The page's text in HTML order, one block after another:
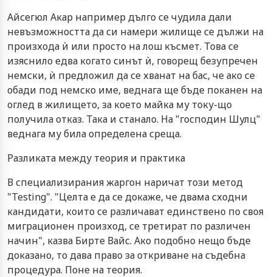
Айсегюл Акар например дълго се чудила дали
невъзможността да си намери жилище се дължи на
произхода ѝ или просто на лош късмет. Това се
изяснило едва когато синът ѝ, говорещ безупречен
немски, ѝ предложил да се хванат на бас, че ако се
обади под немско име, веднага ще бъде поканен на
оглед в жилището, за което майка му току-що
получила отказ. Така и станало. На "господин Шулц"
веднага му била определена среща.
Разликата между теория и практика
В специализирания жаргон наричат този метод
"Testing". "Целта е да се докаже, че двама сходни
кандидати, които се различават единствено по своя
миграционен произход, се третират по различен
начин", казва Бирте Вайс. Ако подобно нещо бъде
доказано, то дава право за откриване на съдебна
процедура. Поне на теория.